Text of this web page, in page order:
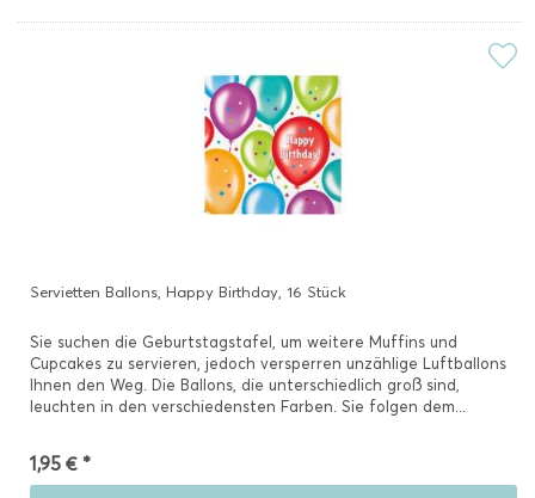
Servietten Ballons, Happy Birthday, 16 Stück
Sie suchen die Geburtstagstafel, um weitere Muffins und
Cupcakes zu servieren, jedoch versperren unzählige Luftballons
Ihnen den Weg. Die Ballons, die unterschiedlich groß sind,
leuchten in den verschiedensten Farben. Sie folgen dem...
1,95 € *